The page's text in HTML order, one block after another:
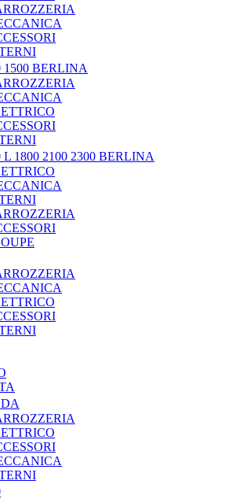
1500 BERLINA
L 1800 2100 2300 BERLINA